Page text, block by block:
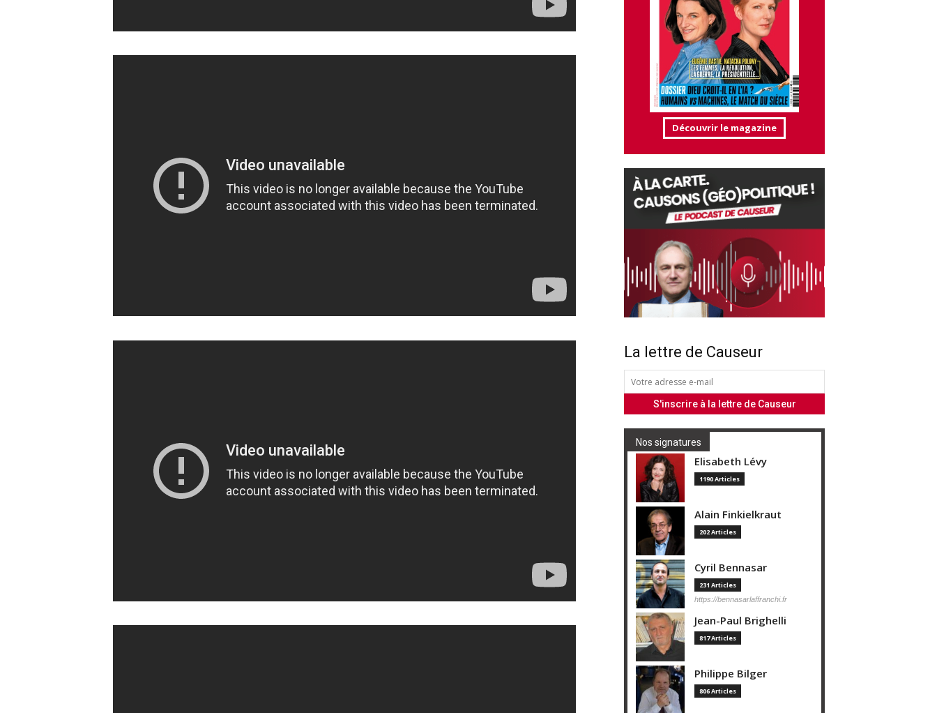
Découvrir le magazine
La lettre de Causeur
Nos signatures
Elisabeth Lévy
1190 Articles
Alain Finkielkraut
202 Articles
Cyril Bennasar
231 Articles
https://bennasarlaffranchi.fr
Jean-Paul Brighelli
817 Articles
Philippe Bilger
806 Articles